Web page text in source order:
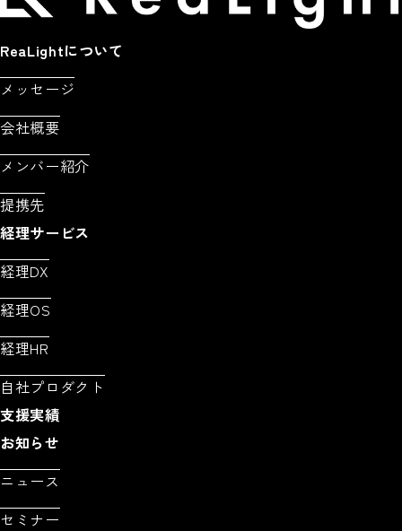
ReaLightについて
メッセージ
会社概要
メンバー紹介
提携先
経理サービス
経理DX
経理OS
経理HR
自社プロダクト
支援実績
お知らせ
ニュース
セミナー